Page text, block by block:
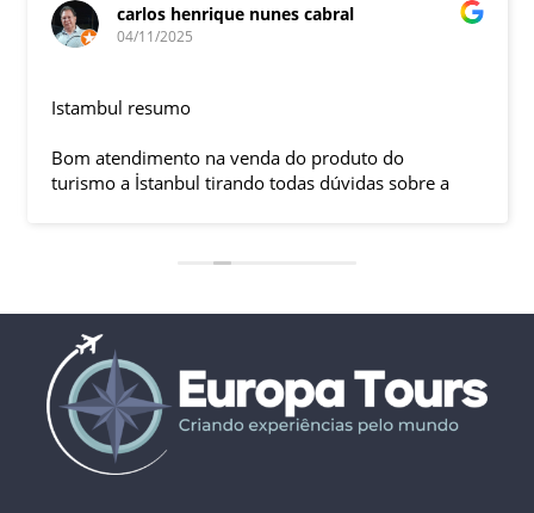
carlos henrique nunes cabral
04/11/2025
Istambul resumo
Bom atendimento na venda do produto do
turismo a İstanbul tirando todas dúvidas sobre a
ficaram em SP trabalhando. A associação dessa
LÍDER, garantiu o sucesso da viagem que foi, lá, em
grupo formado por brasileiros e com guia Turco, Sr
Ali Faik, falando um português impecável e foi
muito disponível e atencioso. Os transfers, foram
4, todos em vans novas e os trajetos em ônibus
com pilotos tranquilos dirigindo com segurança
pelas boas estradas da Turquia. Os hotéis: Armada